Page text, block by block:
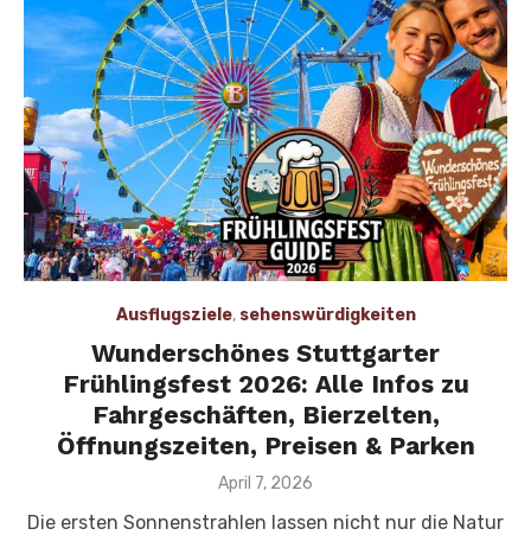
Ausflugsziele, sehenswürdigkeiten
Wunderschönes Stuttgarter
Frühlingsfest 2026: Alle Infos zu
Fahrgeschäften, Bierzelten,
Öffnungszeiten, Preisen & Parken
Veröffentlicht
April 7, 2026
Die ersten Sonnenstrahlen lassen nicht nur die Natur